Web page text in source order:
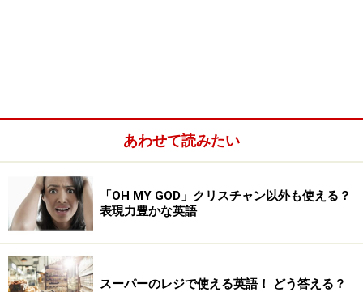
あわせて読みたい
「OH MY GOD」クリスチャン以外も使える？
表現力豊かな英語
スーパーのレジで使える英語！ どう答える？